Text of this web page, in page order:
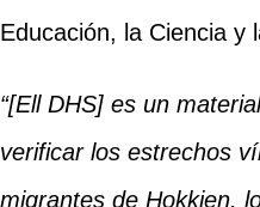
Educación, la Ciencia y
“[Ell DHS] es un
verificar los estrechos
migrantes de Hokkien,